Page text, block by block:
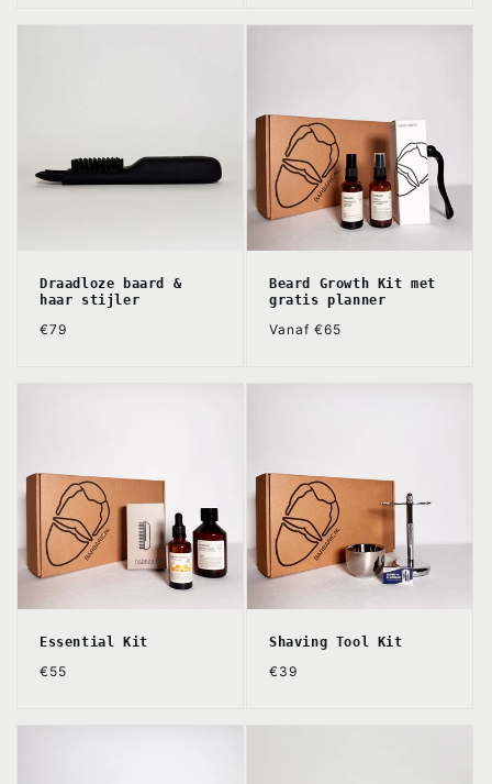
Draadloze baard &
haar stijler
Normale
€79
Beard Growth Kit met
gratis planner
Normale
Vanaf €65
Essential Kit
Normale
€55
Shaving Tool Kit
Normale
€39